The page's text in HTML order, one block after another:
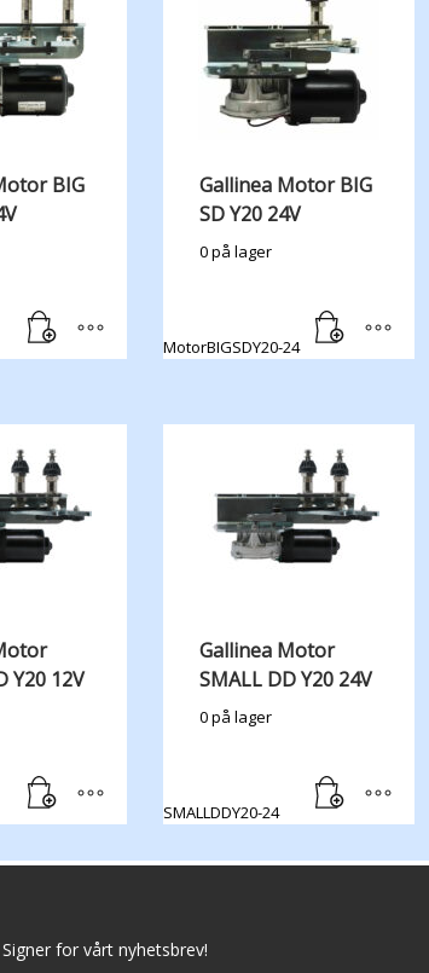
BIG
Gallinea Motor BIG
SD Y20 24V
0 på lager
MotorBIGSDY20-24
Y20 12V
Gallinea Motor
SMALL DD Y20 24V
0 på lager
SMALLDDY20-24
Signer for vårt nyhetsbrev!